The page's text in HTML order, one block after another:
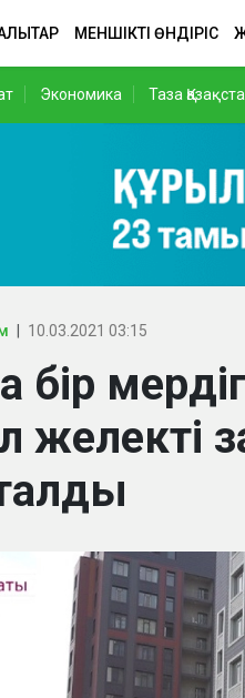
МЕНШІКТІ ӨНДІРІС
Экономика Таза
10.03.2021 03:15
бір
желекті